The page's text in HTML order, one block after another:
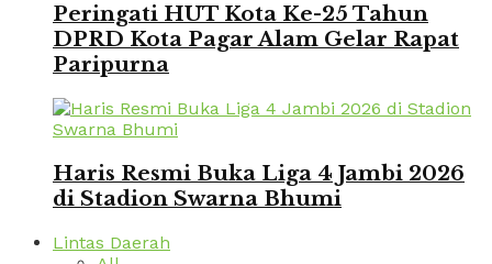
Peringati HUT Kota Ke-25 Tahun
DPRD Kota Pagar Alam Gelar Rapat
Paripurna
Haris Resmi Buka Liga 4 Jambi 2026
di Stadion Swarna Bhumi
Lintas Daerah